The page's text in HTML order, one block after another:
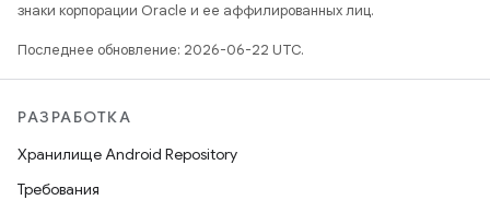
знаки корпорации Oracle и ее аффилированных лиц.
Последнее обновление: 2026-06-22 UTC.
РАЗРАБОТКА
Хранилище Android Repository
Требования